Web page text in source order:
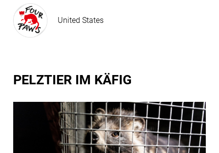
United States
PELZTIER IM KÄFIG